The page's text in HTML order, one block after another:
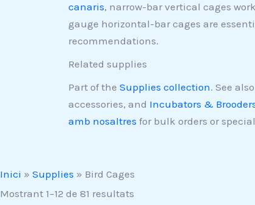
canaris, narrow-bar vertical cages
gauge horizontal-bar cages are
recommendations.
Related supplies
Part of the Supplies collection. See also
accessories, and Incubators &
amb nosaltres for bulk orders or
Inici »Supplies » Bird Cages
Mostrant 1–12 de 81 resultats